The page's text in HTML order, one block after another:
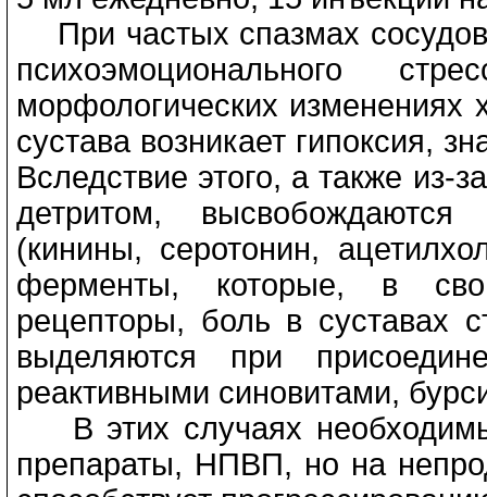
При частых спазмах
психоэмоционального
морфологических изменениях
сустава возникает гипоксия,
Вследствие этого, а также из-
детритом, высвобождаются
(кинины, серотонин,
ферменты, которые, в
рецепторы, боль в суставах
выделяются при
реактивными синовитами,
В этих случаях
препараты, НПВП, но на